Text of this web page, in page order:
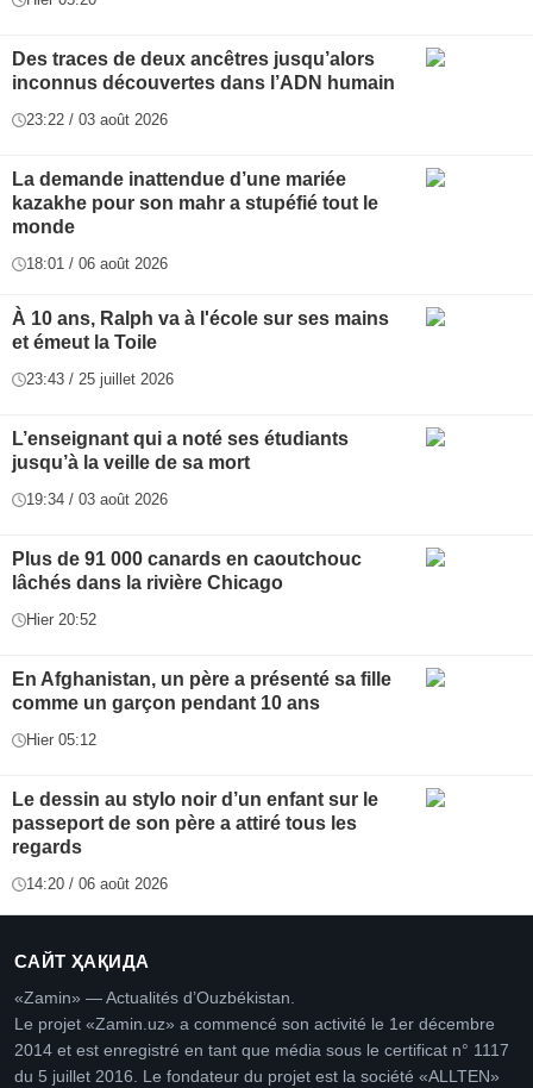
Des traces de deux ancêtres jusqu’alors
inconnus découvertes dans l’ADN humain
23:22 / 03 août 2026
La demande inattendue d’une mariée
kazakhe pour son mahr a stupéfié tout le
monde
18:01 / 06 août 2026
À 10 ans, Ralph va à l'école sur ses mains
et émeut la Toile
23:43 / 25 juillet 2026
L’enseignant qui a noté ses étudiants
jusqu’à la veille de sa mort
19:34 / 03 août 2026
Plus de 91 000 canards en caoutchouc
lâchés dans la rivière Chicago
Hier 20:52
En Afghanistan, un père a présenté sa fille
comme un garçon pendant 10 ans
Hier 05:12
Le dessin au stylo noir d’un enfant sur le
passeport de son père a attiré tous les
regards
14:20 / 06 août 2026
САЙТ ҲАҚИДА
«Zamin» — Actualités d’Ouzbékistan.
Le projet «Zamin.uz» a commencé son activité le 1er décembre
2014 et est enregistré en tant que média sous le certificat n° 1117
du 5 juillet 2016. Le fondateur du projet est la société «ALLTEN»